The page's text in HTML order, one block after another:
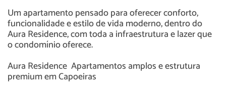
Um apartamento pensado para oferecer conforto,
funcionalidade e estilo de vida moderno, dentro do
Aura Residence, com toda a infraestrutura e lazer que
o condomínio oferece.
Aura Residence  Apartamentos amplos e estrutura
premium em Capoeiras